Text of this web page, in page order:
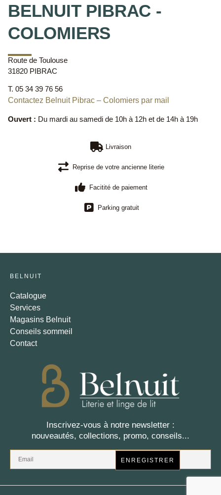
BELNUIT PIBRAC -
COLOMIERS
Route de Toulouse
31820 PIBRAC
T. 05 34 39 76 56
Contactez Belnuit Pibrac – Colomiers par mail
Ouvert : Du mardi au samedi de 10h à 12h et de 14h à 19h
Livraison
Reprise de votre ancienne literie
Facitité de paiement
Parking gratuit
BELNUIT
Catalogue
Services
Magasins Belnuit
Conseils sommeil
Contact
Inscrivez-vous à notre newsletter :
nouveautés, collections, promo, conseils...
ENREGISTRER